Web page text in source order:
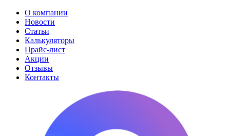
О компании
Новости
Статьи
Калькуляторы
Прайс-лист
Акции
Отзывы
Контакты